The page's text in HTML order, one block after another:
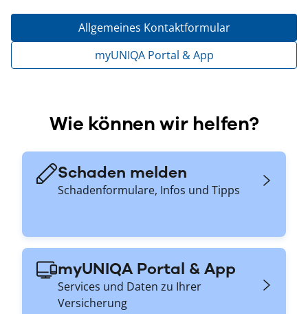
Allgemeines Kontaktformular
myUNIQA Portal & App
Wie können wir helfen?
Schaden melden
Schadenformulare, Infos und Tipps
myUNIQA Portal & App
Services und Daten zu Ihrer
Versicherung